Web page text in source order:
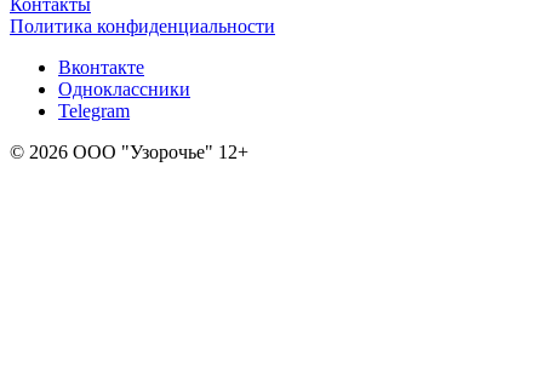
Политика конфиденциальности
Вконтакте
Одноклассники
Telegram
© 2026 ООО "Узорочье" 12+